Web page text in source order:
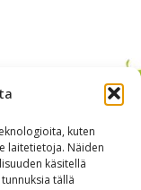
kuten
laitetietoja. Näiden
käsitellä
tällä